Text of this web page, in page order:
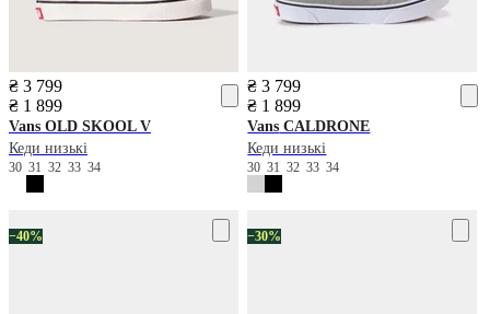
₴ 3 799
₴ 1 899
Vans OLD SKOOL V
Кеди низькі
30 31 32 33 34
₴ 3 799
₴ 1 899
Vans CALDRONE
Кеди низькі
3031323334
−40% −30%